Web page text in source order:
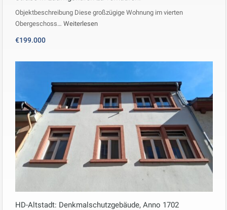
Objektbeschreibung Diese großzügige Wohnung im vierten
Obergeschoss… Weiterlesen
€199.000
HD-Altstadt: Denkmalschutzgebäude, Anno 1702